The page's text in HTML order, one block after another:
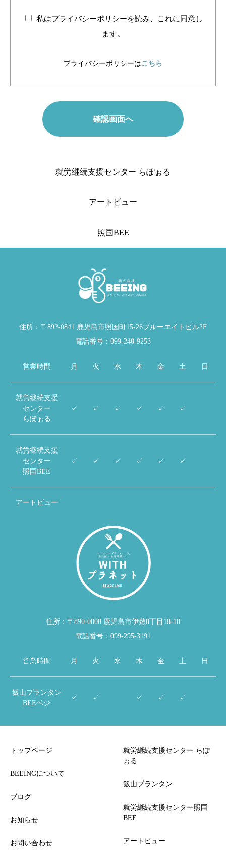
私はプライバシーポリシーを読み、これに同意し
ます。
プライバシーポリシーはこちら
就労継続支援センター らぽぉる
アートビュー
照国BEE
住所：〒892-0841 鹿児島市照国町15-26ブルーエイトビル2F
電話番号：099-248-9253
営業時間 月 火 水 木 金 土 日
就労継続支援
センター
らぽぉる
✓ ✓ ✓ ✓ ✓ ✓
就労継続支援
センター
照国BEE
✓ ✓ ✓ ✓ ✓ ✓
アートビュー
住所：〒890-0008 鹿児島市伊敷8丁目18-10
電話番号：099-295-3191
営業時間 月 火 水 木 金 土 日
飯山プランタン
BEEベジ
✓ ✓ ✓ ✓ ✓
トップページ
BEEINGについて
ブログ
お知らせ
お問い合わせ
就労継続支援センター らぽ
ぉる
飯山プランタン
就労継続支援センター照国
BEE
アートビュー